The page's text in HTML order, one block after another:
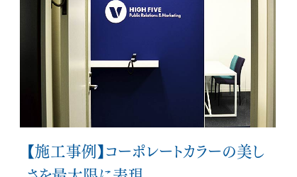
よくあるご質問
【施工事例】コーポレートカラーの美し